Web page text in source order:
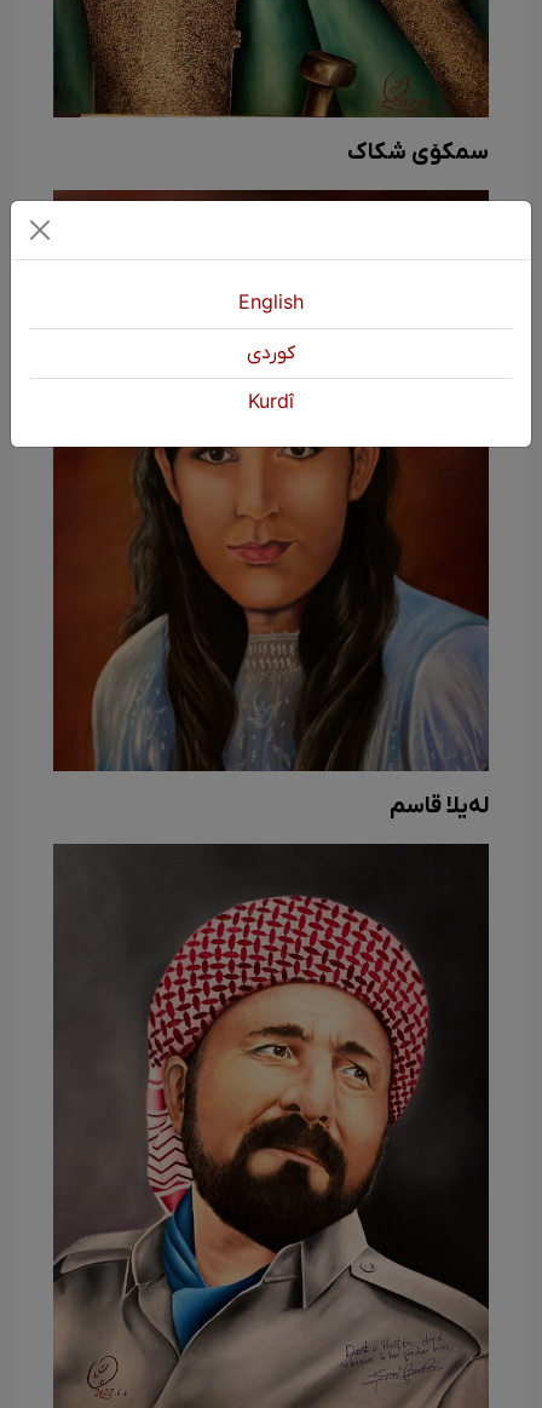
سمکۆی شکاک
لەیلا قاسم
English
كوردی
Kurdî